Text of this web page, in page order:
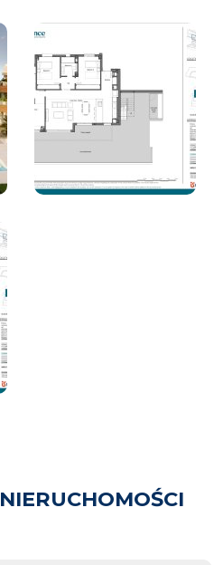
NIERUCHOMOŚCI